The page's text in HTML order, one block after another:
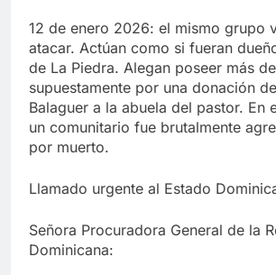
12 de enero 2026: el mismo grupo
atacar. Actúan como si fueran
de La Piedra. Alegan poseer más
supuestamente por una donación
Balaguer a la abuela del pastor. En
un comunitario fue brutalmente
por muerto.
Llamado urgente al Estado
Señora Procuradora General de la
Dominicana: